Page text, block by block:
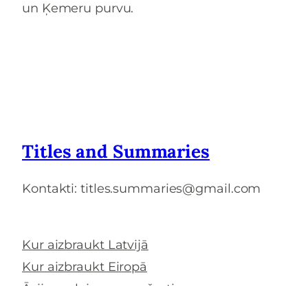
un Ķemeru purvu.
Titles and Summaries
Kontakti: titles.summaries@gmail.com
Kur aizbraukt Latvijā
Kur aizbraukt Eiropā